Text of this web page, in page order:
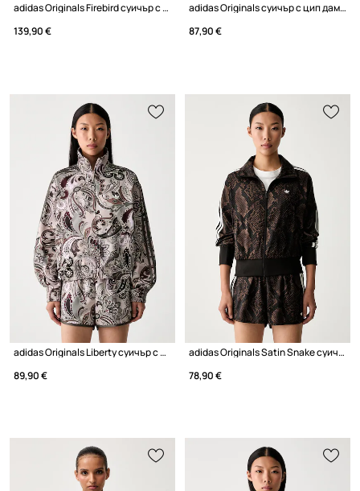
adidas Originals Firebird суичър с цип с памук дамски
139,90 €
adidas Originals суичър с цип дамски
87,90 €
adidas Originals Liberty суичър с цип дамски
89,90 €
adidas Originals Satin Snake суичър с цип дамски
78,90 €